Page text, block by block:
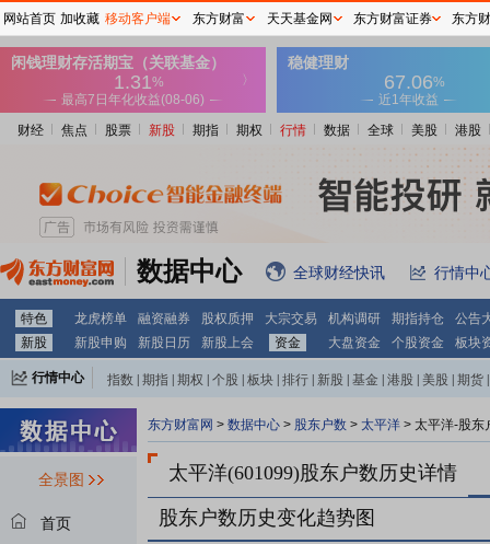
财经 焦点 股票 新股 期指 期权 行情 数据 全球 美股 港股
数据中心 全球财经快讯 行情中
特色 龙虎榜单 融资融券 股权质押 大宗交易 机构调研 期指持仓
公告
新股
新股申购 新股日历 新股上会 资金 大盘资金 个股资金 板块
行情中心 指数 期指 期权 个股 板块 排行 新股 基金 港股 美股 期货
全景图
首页
东方财富网 > 数据中心 > 股东户数 > 太平洋 > 太平洋-股东
太平洋(601099)股东户数历史详情
股东户数历史变化趋势图
网站首页 加收藏 移动客户端 东方财富 天天基金网 东方财富证券 东方